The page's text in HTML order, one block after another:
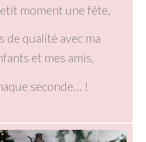
moment une fête,
de qualité avec ma
et mes amis,
seconde… !